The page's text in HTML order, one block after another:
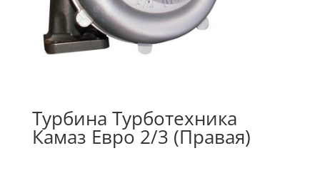
Турбина Турботехника
Камаз Евро 2/3 (Правая)